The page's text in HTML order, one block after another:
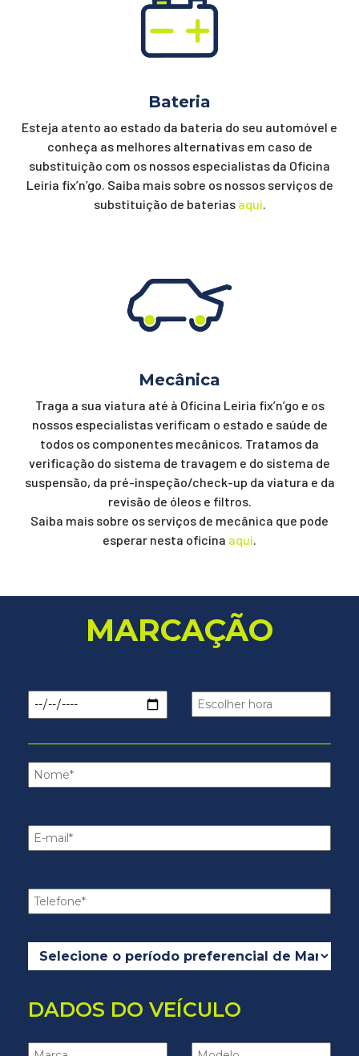
Bateria
Esteja atento ao estado da bateria do seu automóvel e
conheça as melhores alternativas em caso de
substituição com os nossos especialistas da Oficina
Leiria fix’n’go. Saiba mais sobre os nossos serviços de
substituição de baterias aqui.
Mecânica
Traga a sua viatura até à Oficina Leiria fix’n’go e os
nossos especialistas verificam o estado e saúde de
todos os componentes mecânicos. Tratamos da
verificação do sistema de travagem e do sistema de
suspensão, da pré-inspeção/check-up da viatura e da
revisão de óleos e filtros.
Saiba mais sobre os serviços de mecânica que pode
esperar nesta oficina aqui.
MARCAÇÃO
DADOS DO VEÍCULO